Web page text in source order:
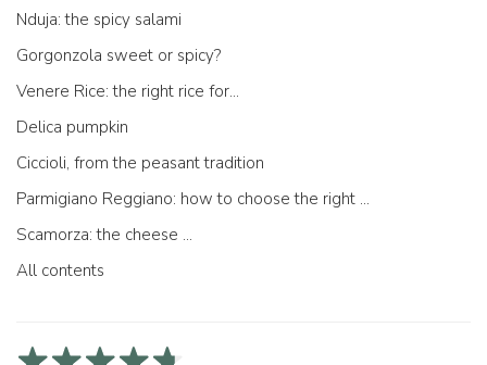
Nduja: the spicy salami
Gorgonzola sweet or spicy?
Venere Rice: the right rice for...
Delica pumpkin
Ciccioli, from the peasant tradition
Parmigiano Reggiano: how to choose the right one
Scamorza: the cheese ...
All contents